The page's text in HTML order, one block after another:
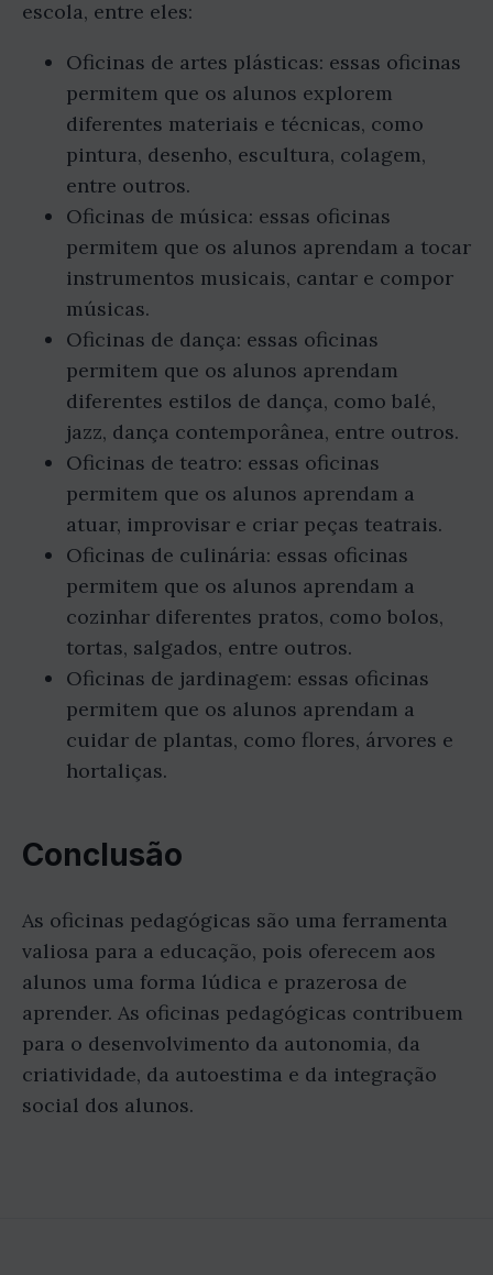
escola, entre eles:
Oficinas de artes plásticas: essas oficinas
permitem que os alunos explorem
diferentes materiais e técnicas, como
pintura, desenho, escultura, colagem,
entre outros.
Oficinas de música: essas oficinas
permitem que os alunos aprendam a tocar
instrumentos musicais, cantar e compor
músicas.
Oficinas de dança: essas oficinas
permitem que os alunos aprendam
diferentes estilos de dança, como balé,
jazz, dança contemporânea, entre outros.
Oficinas de teatro: essas oficinas
permitem que os alunos aprendam a
atuar, improvisar e criar peças teatrais.
Oficinas de culinária: essas oficinas
permitem que os alunos aprendam a
cozinhar diferentes pratos, como bolos,
tortas, salgados, entre outros.
Oficinas de jardinagem: essas oficinas
permitem que os alunos aprendam a
cuidar de plantas, como flores, árvores e
hortaliças.
Conclusão
As oficinas pedagógicas são uma ferramenta
valiosa para a educação, pois oferecem aos
alunos uma forma lúdica e prazerosa de
aprender. As oficinas pedagógicas contribuem
para o desenvolvimento da autonomia, da
criatividade, da autoestima e da integração
social dos alunos.